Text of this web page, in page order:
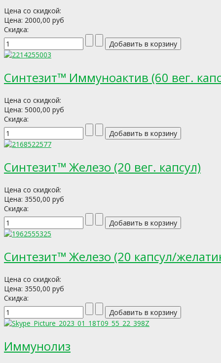
Цена со скидкой:
Цена: 2000,00 руб
Скидка:
Синтезит™ Иммуноактив (60 вег.
Цена со скидкой:
Цена: 5000,00 руб
Скидка:
Синтезит™ Железо (20 вег. капсул)
Цена со скидкой:
Цена: 3550,00 руб
Скидка:
Синтезит™ Железо (20 капсул/
Цена со скидкой:
Цена: 3550,00 руб
Скидка:
Иммунолиз